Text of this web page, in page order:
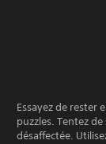
Essayez de rester
puzzles. Tentez
désaffectée.